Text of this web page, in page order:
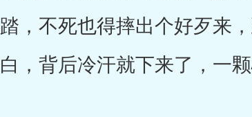
，不死也得摔出个好歹来
，背后冷汗就下来了，一